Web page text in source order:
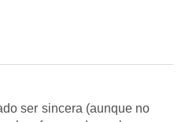
ser sincera (aunque no